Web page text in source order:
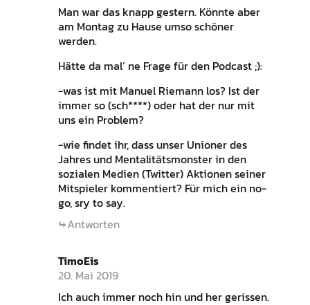
Man war das knapp gestern. Könnte aber
am Montag zu Hause umso schöner
werden.
Hätte da mal’ ne Frage für den Podcast ;):
-was ist mit Manuel Riemann los? Ist der
immer so (sch****) oder hat der nur mit
uns ein Problem?
-wie findet ihr, dass unser Unioner des
Jahres und Mentalitätsmonster in den
sozialen Medien (Twitter) Aktionen seiner
Mitspieler kommentiert? Für mich ein no-
go, sry to say.
Antworten
TimoEis
20. Mai 2019
Ich auch immer noch hin und her gerissen.